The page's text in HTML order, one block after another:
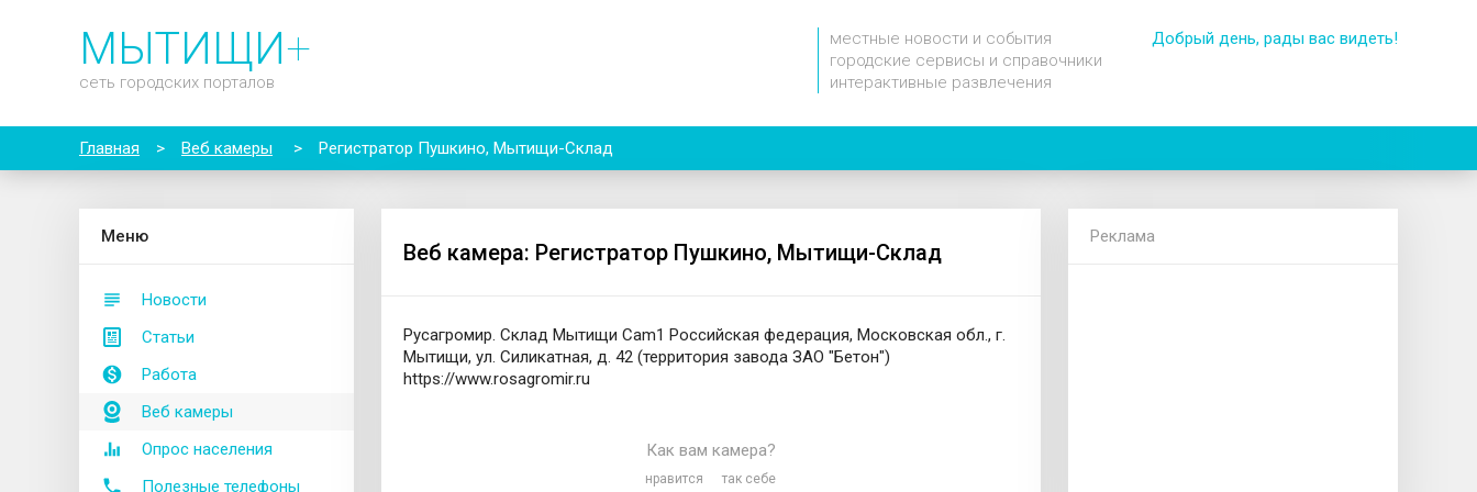
МЫТИЩИ+
сеть городских порталов
местные новости и события
городские сервисы и справочники
интерактивные развлечения
Добрый день, рады вас видеть!
Главная > Веб камеры > Регистратор Пушкино, Мытищи-Склад
Меню
Новости
Статьи
Работа
Веб камеры
Опрос населения
Полезные телефоны
Веб камера: Регистратор Пушкино, Мытищи-Склад
Русагромир. Склад Мытищи Cam1 Российская федерация, Московская обл., г.
Мытищи, ул. Силикатная, д. 42 (территория завода ЗАО "Бетон")
https://www.rosagromir.ru
Как вам камера?
нравится так себе
Реклама